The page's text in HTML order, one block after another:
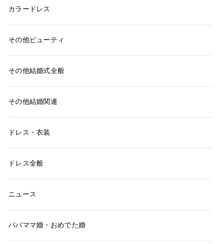
カラードレス
その他ビューティ
その他結婚式全般
その他結婚関連
ドレス・衣装
ドレス全般
ニュース
パパママ婚・おめでた婚